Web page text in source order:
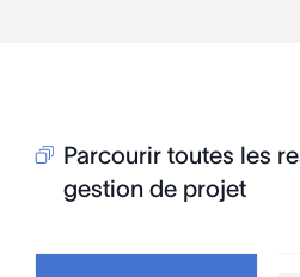
Parcourir toutes les
gestion de projet